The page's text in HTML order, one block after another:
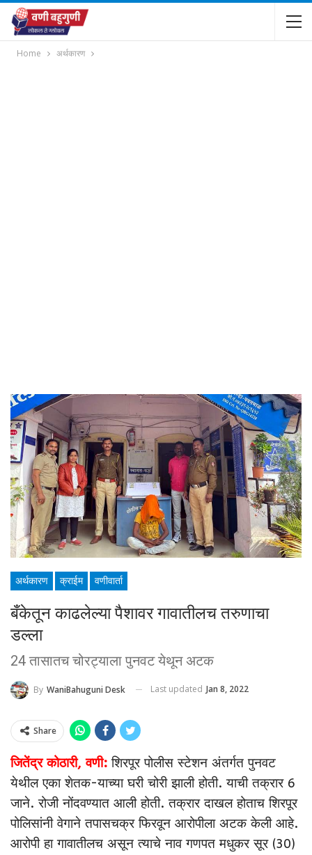
Home अर्थकारण
अर्थकारण क्राईम वणीवार्ता
बँकेतून काढलेल्या पैशावर गावातीलच तरुणाचा
डल्ला
24 तासातच चोरट्याला पुनवट येथून अटक
By WaniBahuguni Desk Last updated Jan 8, 2022
Share
जितेंद्र कोठारी, वणी: शिरपूर पोलीस स्टेशन अंतर्गत पुनवट
येथील एका शेतक-याच्या घरी चोरी झाली होती. याची तक्रार 6
जाने. रोजी नोंदवण्यात आली होती. तक्रार दाखल होताच शिरपूर
पोलिसांनी वेगाने तपासचक्र फिरवून आरोपीला अटक केली आहे.
आरोपी हा गावातीलच असून त्याचे नाव गणपत मधुकर सूर (30)